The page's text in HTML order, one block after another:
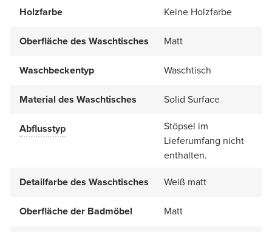
Holzfarbe Keine Holzfarbe
Oberfläche des Waschtisches Matt
Waschbeckentyp Waschtisch
Material des Waschtisches Solid Surface
Abflusstyp
Stöpsel im
Lieferumfang nicht
enthalten.
Detailfarbe des Waschtisches
Weiß matt
Oberfläche der Badmöbel Matt